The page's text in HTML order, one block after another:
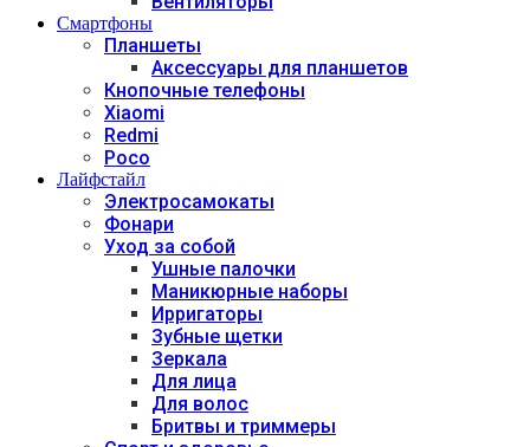
Смартфоны
Планшеты
Аксессуары для планшетов
Кнопочные телефоны
Xiaomi
Redmi
Poco
Лайфстайл
Электросамокаты
Фонари
Уход за собой
Ушные палочки
Маникюрные наборы
Ирригаторы
Зубные щетки
Зеркала
Для лица
Для волос
Бритвы и триммеры